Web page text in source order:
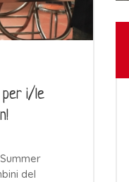
per i/le
del